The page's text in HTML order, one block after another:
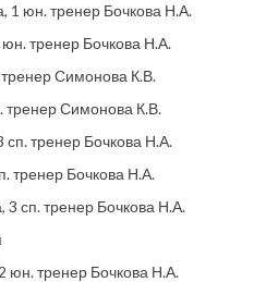
юн. тренер Бочкова Н.А.
тренер Бочкова Н.А.
Симонова К.В.
тренер Симонова К.В.
тренер Бочкова Н.А.
тренер Бочкова Н.А.
3 сп. тренер Бочкова Н.А.
юн. тренер Бочкова Н.А.